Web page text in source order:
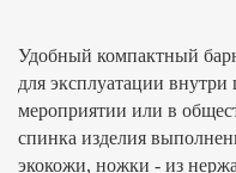
Удобный компактный
для эксплуатации
мероприятии или в
спинка изделия
экокожи, ножки - из